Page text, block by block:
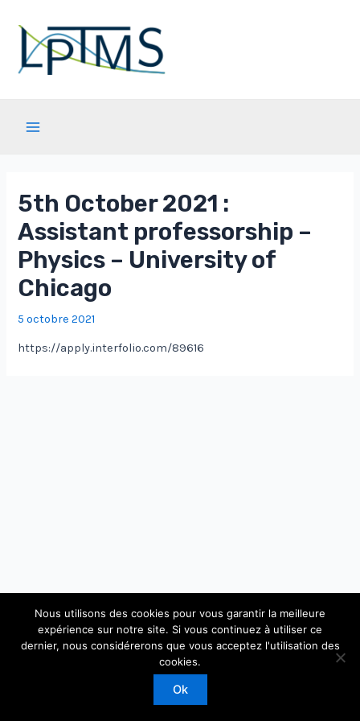
contenu
5th October 2021 :
Assistant professorship –
Physics – University of
Chicago
5 octobre 2021
https://apply.interfolio.com/89616
Copyright © 2026 Laboratoire de Physique Théorique et
Modèles Statistiques
Nous utilisons des cookies pour vous garantir la meilleure
expérience sur notre site. Si vous continuez à utiliser ce
dernier, nous considérerons que vous acceptez l'utilisation des
cookies.
Ok